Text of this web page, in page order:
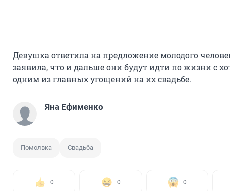
Девушка ответила на предложение молодого
заявила, что и дальше они будут идти по жизни с
одним из главных угощений на их свадьбе.
Яна Ефименко
Помолвка Свадьба
0 0 0